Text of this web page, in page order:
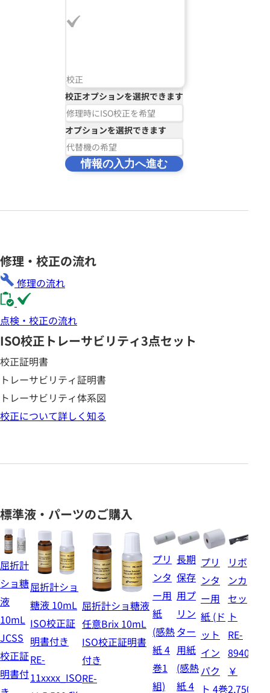
校正
校正オプションを選択できます
修理時にISO校正を希望
オプションを選択できます
代替機の希望
情報の入力へ進む
修理・校正の流れ
修理の流れ
点検・校正の流れ
ISO校正 トレーサビリティ3点セット
校正証明書
トレーサビリティ証明書
トレーサビリティ体系図
校正について詳しく知る
標準液・パーツのご購入
屈折計
ショ糖
液
10mL
JCSS
校正証
明書付
屈折計ショ
糖液 10mL
ISO校正証
明書付き
RE-
11xxxx_ISO
屈折計ショ糖液
任意Brix 10mL
ISO校正証明書
付き
RE-
プリ
ンタ
ー用
紙
(感熱
紙 4
巻1
組)
長期
保存
用プ
リン
ター
用紙
(感熱
紙 4
プリ
ンタ
ー用
紙 (ド
ット
イン
パク
ト 4巻
リボ
ンカ
セッ
ト
RE-
89402
￥
2,750